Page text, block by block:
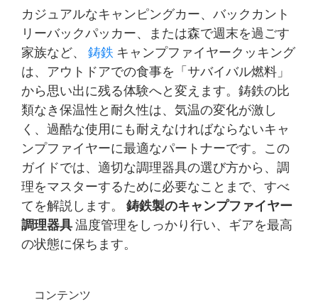
カジュアルなキャンピングカー、バックカント
リーバックパッカー、または森で週末を過ごす
家族など、 鋳鉄キャンプファイヤークッキング
は、アウトドアでの食事を「サバイバル燃料」
から思い出に残る体験へと変えます。鋳鉄の比
類なき保温性と耐久性は、気温の変化が激し
く、過酷な使用にも耐えなければならないキャ
ンプファイヤーに最適なパートナーです。この
ガイドでは、適切な調理器具の選び方から、調
理をマスターするために必要なことまで、すべ
てを解説します。 鋳鉄製のキャンプファイヤー
調理器具温度管理をしっかり行い、ギアを最高
の状態に保ちます。
コンテンツ